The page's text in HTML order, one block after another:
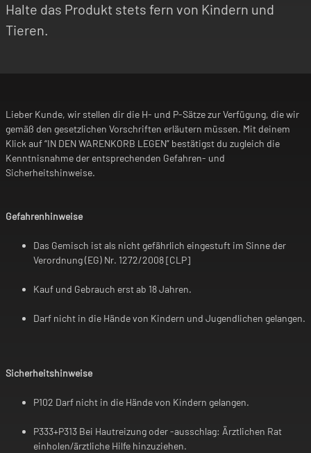
Halte das Produkt stets fern von Kindern und
Tieren.
Lieber Kunde, wir stellen dir die H- und P-Sätze zur Verfügung, die wir
gemäß den gesetzlichen Vorschriften erläutern müssen. Mit deinem
Klick auf “IN DEN WARENKORB LEGEN” bestätigst du zugleich die
Kenntnisnahme der entsprechenden Gefahren- und
Sicherheitshinweise.
Gefahrenhinweise
Das Gemisch ist als nicht gefährlich eingestuft im Sinne der
Verordnung (EG) Nr. 1272/2008 [CLP]
Kauf und Gebrauch erst ab 18 Jahren.
Darf nicht in die Hände von Kindern und Jugendlichen gelangen.
Sicherheitshinweise
P102 Darf nicht in die Hände von Kindern gelangen.
P333+P313 Bei Hautreizung oder -ausschlag: Ärztlichen Rat
einholen/ärztliche Hilfe hinzuziehen.